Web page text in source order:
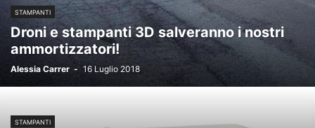
STAMPANTI
Droni e stampanti 3D salveranno i nostri
ammortizzatori!
Alessia Carrer - 16 Luglio 2018
STAMPANTI